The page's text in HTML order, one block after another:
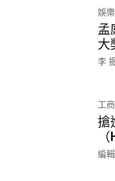
娛樂
孟
大
李
工
搶
編